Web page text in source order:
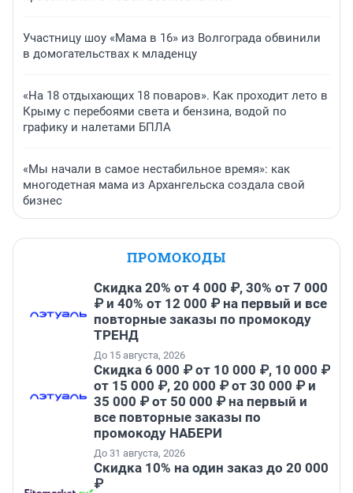
Участницу шоу «Мама в 16» из Волгограда обвинили
в домогательствах к младенцу
«На 18 отдыхающих 18 поваров». Как проходит лето в
Крыму с перебоями света и бензина, водой по
графику и налетами БПЛА
«Мы начали в самое нестабильное время»: как
многодетная мама из Архангельска создала свой
бизнес
ПРОМОКОДЫ
Скидка 20% от 4 000 ₽, 30% от 7 000
₽ и 40% от 12 000 ₽ на первый и все
повторные заказы по промокоду
ТРЕНД
До 15 августа, 2026
Скидка 6 000 ₽ от 10 000 ₽, 10 000 ₽
от 15 000 ₽, 20 000 ₽ от 30 000 ₽ и
35 000 ₽ от 50 000 ₽ на первый и
все повторные заказы по
промокоду НАБЕРИ
До 31 августа, 2026
Скидка 10% на один заказ до 20 000
₽